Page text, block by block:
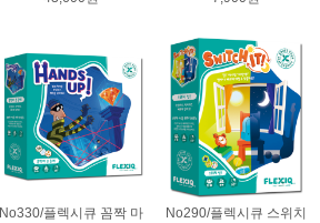
No330/플렉시큐 꼼짝 마
No290/플렉시큐 스위치